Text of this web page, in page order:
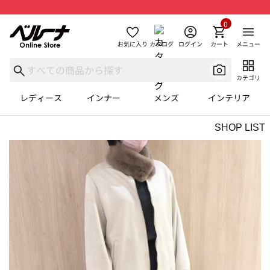
お気に入り カタログ ログイン カート
0
メニュー
カテゴリ
レディース インナー メンズ インテリア
SHOP LIST